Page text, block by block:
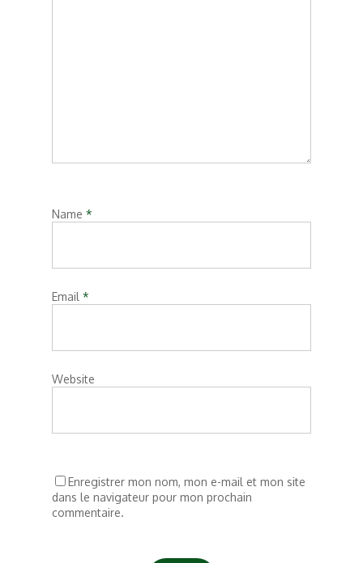
Name *
Email *
Website
Enregistrer mon nom, mon e-mail et mon site
dans le navigateur pour mon prochain
commentaire.